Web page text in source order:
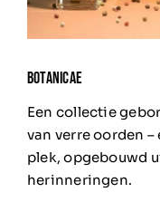
BOTANICAE
Een collectie
van verre oorden –
plek, opgebouwd
herinneringen.